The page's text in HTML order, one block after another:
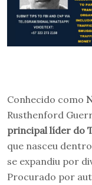
Conhecido como
Rusthenford
principal líder do
que nasceu
se expandiu por
Procurado por